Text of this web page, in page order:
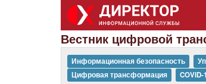
Вестник цифровой
Информационная безопасность
Цифровая трансформация
COVID-